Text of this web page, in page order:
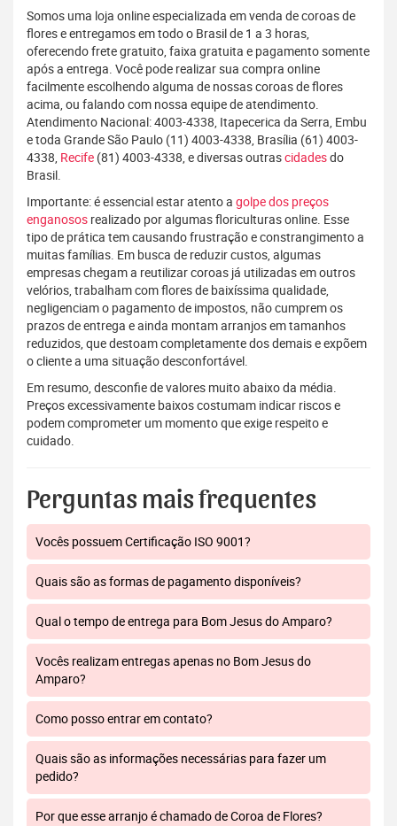
Somos uma loja online especializada em venda de coroas de
flores e entregamos em todo o Brasil de 1 a 3 horas,
oferecendo frete gratuito, faixa gratuita e pagamento somente
após a entrega. Você pode realizar sua compra online
facilmente escolhendo alguma de nossas coroas de flores
acima, ou falando com nossa equipe de atendimento.
Atendimento Nacional: 4003-4338, Itapecerica da Serra, Embu
e toda Grande São Paulo (11) 4003-4338, Brasília (61) 4003-
4338, Recife (81) 4003-4338, e diversas outrascidadesdo
Brasil.
Importante: é essencial estar atento a golpe dos preços
enganosos realizado por algumas floriculturas online. Esse
tipo de prática tem causando frustração e constrangimento a
muitas famílias. Em busca de reduzir custos, algumas
empresas chegam a reutilizar coroas já utilizadas em outros
velórios, trabalham com flores de baixíssima qualidade,
negligenciam o pagamento de impostos, não cumprem os
prazos de entrega e ainda montam arranjos em tamanhos
reduzidos, que destoam completamente dos demais e expõem
o cliente a uma situação desconfortável.
Em resumo, desconfie de valores muito abaixo da média.
Preços excessivamente baixos costumam indicar riscos e
podem comprometer um momento que exige respeito e
cuidado.
Perguntas mais frequentes
Vocês possuem Certificação ISO 9001?
Quais são as formas de pagamento disponíveis?
Qual o tempo de entrega para Bom Jesus do Amparo?
Vocês realizam entregas apenas no Bom Jesus do
Amparo?
Como posso entrar em contato?
Quais são as informações necessárias para fazer um
pedido?
Por que esse arranjo é chamado de Coroa de Flores?